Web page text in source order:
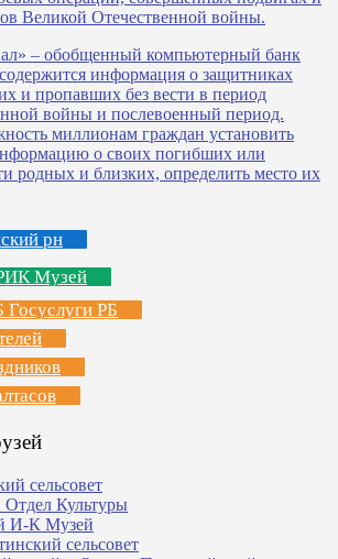
рн
Музей
Госуслуги РБ
сельсовет
Культуры
И-К Музей
сельсовет